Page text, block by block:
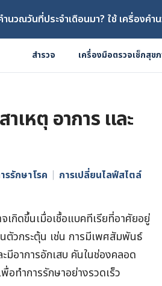
นวณวันที่ประจำเดือนมา? ใช้ เครื่องคำ
สำรวจ เครื่องมือตรวจเช็กสุข
เหตุ อาการ และ
รรักษาโรค
การเปลี่ยนไลฟ์สไตล์
กิดขึ้นเมื่อเชื้อแบคทีเรียที่อาศัยอยู่
ตัวกระตุ้น เช่น การมีเพศสัมพันธ์
มีอาการอักเสบ คันในช่องคลอด
ทำการรักษาอย่างรวดเร็ว